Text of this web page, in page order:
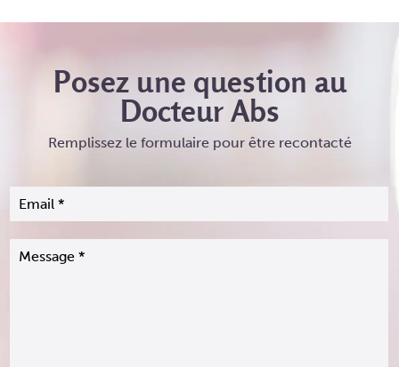
Posez une question au
Docteur Abs
Remplissez le formulaire pour être recontacté